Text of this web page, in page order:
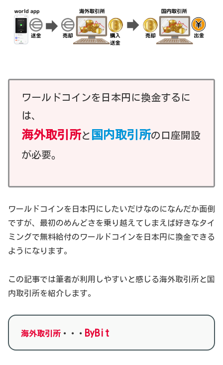
ワールドコインを日本円に換金するに
は、
海外取引所と 国内取引所の口座開設
が必要。
ワールドコインを日本円にしたいだけなのになんだか面倒
ですが、最初のめんどさを乗り越えてしまえば好きなタイ
ミングで無料給付のワールドコインを日本円に換金できる
ようになります。
この記事では筆者が利用しやすいと感じる海外取引所と国
内取引所を紹介します。
海外取引所 ・・・ ByBit